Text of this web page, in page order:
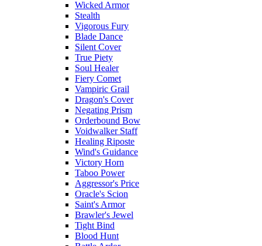
Wicked Armor
Stealth
Vigorous Fury
Blade Dance
Silent Cover
True Piety
Soul Healer
Fiery Comet
Vampiric Grail
Dragon's Cover
Negating Prism
Orderbound Bow
Voidwalker Staff
Healing Riposte
Wind's Guidance
Victory Horn
Taboo Power
Aggressor's Price
Oracle's Scion
Saint's Armor
Brawler's Jewel
Tight Bind
Blood Hunt